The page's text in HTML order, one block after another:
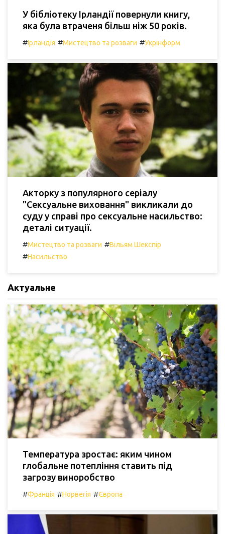
У бібліотеку Ірландії повернули книгу,
яка була втраченя більш ніж 50 років.
#Ірландія #Мистецтво та розваги #Укрінформ
Акторку з популярного серіалу
"Сексуальне виховання" викликали до
суду у справі про сексуальне насильство:
деталі ситуації.
#Мистецтво та розваги #Вільям Шекспір
#Насильство
Актуальне
Температура зростає: яким чином
глобальне потепління ставить під
загрозу виноробство
#Франція #Норвегія #Європа